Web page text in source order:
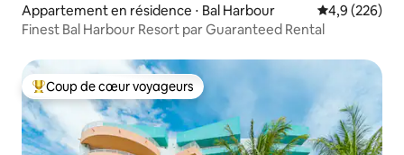
Appartement en résidence ⋅ Bal Harbour Évaluation
4,9 (226)
Finest Bal Harbour Resort par Guaranteed Rental
Coups de cœur voyageurs les plus appréciés
Coup de cœur voyageurs